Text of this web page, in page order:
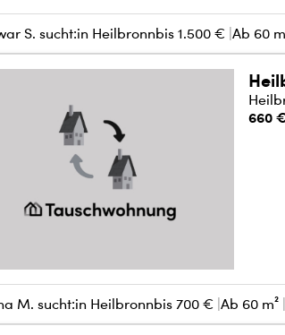
S. sucht:in Heilbronnbis 1.500 € Ab 60
660
M. sucht:in Heilbronnbis 700 € Ab 60 m²